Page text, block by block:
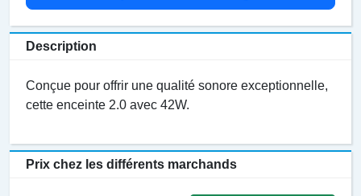
Description
Conçue pour offrir une qualité sonore exceptionnelle,
cette enceinte 2.0 avec 42W.
Prix chez les différents marchands